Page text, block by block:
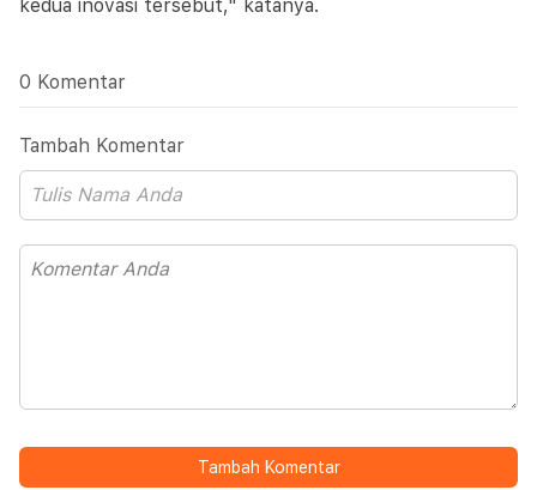
kedua inovasi tersebut," katanya.
0 Komentar
Tambah Komentar
Tambah Komentar